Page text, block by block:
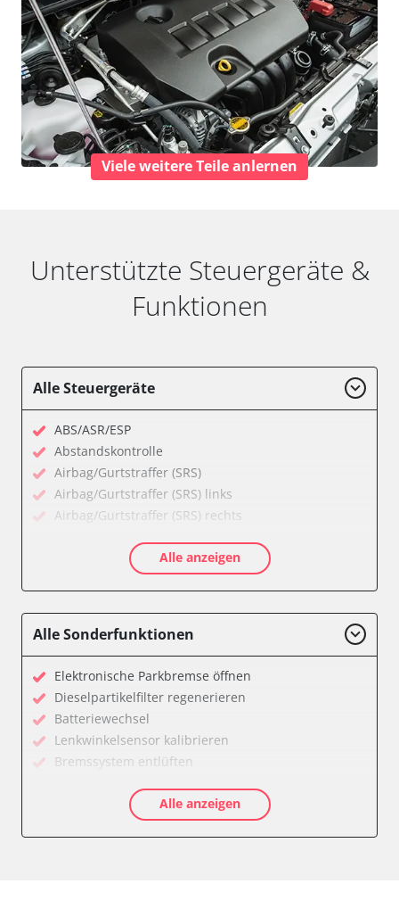
Viele weitere Teile anlernen
Unterstützte Steuergeräte &
Funktionen
Alle Steuergeräte
ABS/ASR/ESP
Abstandskontrolle
Airbag/Gurtstraffer (SRS)
Airbag/Gurtstraffer (SRS) links
Airbag/Gurtstraffer (SRS) rechts
Allradelektronik
Anhängersteuergerät
Diagnoseschnittstelle (EOBD/OBDII)
Einparkhilfe
Einparkhilfe Lenkhilfe
Einstiegshilfe Beifahrer
Einstiegshilfe Fahrer
Fahrererkennung
Fahrtrichtungskamera
Fernlichtassistent
Alle anzeigen
Alle Sonderfunktionen
Elektronische Parkbremse öffnen
Dieselpartikelfilter regenerieren
Batteriewechsel
Lenkwinkelsensor kalibrieren
Bremssystem entlüften
AGR Ventil anlernen
Luftmassenmesser anlernen
Alle anzeigen